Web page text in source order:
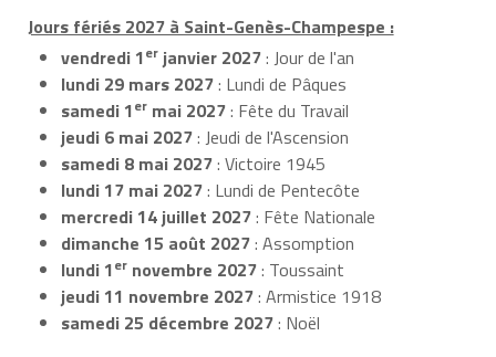
Jours fériés 2027 à Saint-Genès-Champespe :
vendredi 1er janvier 2027: Jour de l'an
lundi 29 mars 2027: Lundi de Pâques
samedi 1er mai 2027: Fête du Travail
jeudi 6 mai 2027: Jeudi de l'Ascension
samedi 8 mai 2027: Victoire 1945
lundi 17 mai 2027: Lundi de Pentecôte
mercredi 14 juillet 2027: Fête Nationale
dimanche 15 août 2027: Assomption
lundi 1er novembre 2027: Toussaint
jeudi 11 novembre 2027: Armistice 1918
samedi 25 décembre 2027: Noël